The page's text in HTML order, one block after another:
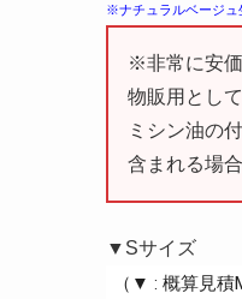
※ナチュラルベージュ
※非常に安価
物販用とし
ミシン油の
含まれる場
▼Sサイズ